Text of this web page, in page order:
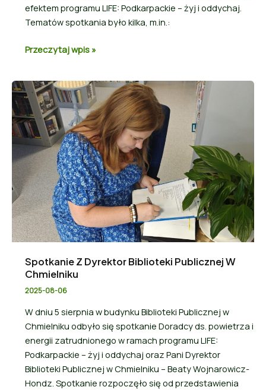
efektem programu LIFE: Podkarpackie – żyj i oddychaj.
Tematów spotkania było kilka, m.in.:
Przeczytaj wpis »
Spotkanie Z Dyrektor Biblioteki Publicznej W
Chmielniku
2025-08-06
W dniu 5 sierpnia w budynku Biblioteki Publicznej w
Chmielniku odbyło się spotkanie Doradcy ds. powietrza i
energii zatrudnionego w ramach programu LIFE:
Podkarpackie – żyj i oddychaj oraz Pani Dyrektor
Biblioteki Publicznej w Chmielniku – Beaty Wojnarowicz-
Hondz. Spotkanie rozpoczęło się od przedstawienia